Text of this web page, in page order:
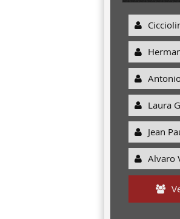
Laura
Jean
Alvaro